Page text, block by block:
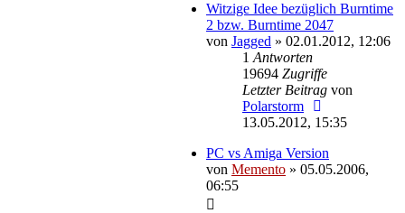
Witzige Idee bezüglich Burntime
2 bzw. Burntime 2047
von Jagged » 02.01.2012, 12:06
1 Antworten
19694 Zugriffe
Letzter Beitrag von
Polarstorm
13.05.2012, 15:35
PC vs Amiga Version
von Memento » 05.05.2006,
06:55